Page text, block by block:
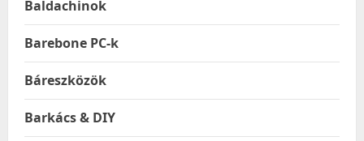
Baldachinok
Barebone PC-k
Báreszközök
Barkács & DIY